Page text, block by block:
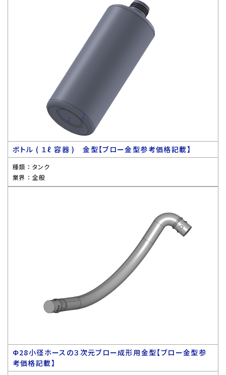
ボトル ( １ℓ 容器 ) 金型【ブロー金型参考価格記載】
種類 ： タンク
業界 ： 全般
Ф28小径ホースの３次元ブロー成形用金型【ブロー金型参
考価格記載】